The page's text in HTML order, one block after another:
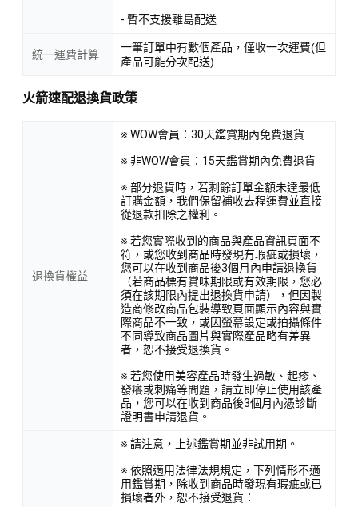
- 暫不支援離島配送
統一運費計算
一筆訂單中有數個產品，僅收一次運費(但
產品可能分次配送)
火箭速配退換貨政策
退換貨權益
※ WOW會員：30天鑑賞期內免費退貨
※ 非WOW會員：15天鑑賞期內免費退貨
※ 部分退貨時，若剩餘訂單金額未達最低
訂購金額，我們保留補收去程運費並直接
從退款扣除之權利。
※ 若您實際收到的商品與產品資訊頁面不
符，或您收到商品時發現有瑕疵或損壞，
您可以在收到商品後3個月內申請退換貨
（若商品標有賞味期限或有效期限，您必
須在該期限內提出退換貨申請），但因製
造商修改商品包裝導致頁面顯示內容與實
際商品不一致，或因螢幕設定或拍攝條件
不同導致商品圖片與實際產品略有差異
者，恕不接受退換貨。
※ 若您使用美容產品時發生過敏、起疹、
發癢或刺痛等問題，請立即停止使用該產
品，您可以在收到商品後3個月內憑診斷
證明書申請退貨。
※ 請注意，上述鑑賞期並非試用期。
※ 依照適用法律法規規定，下列情形不適
用鑑賞期，除收到商品時發現有瑕疵或已
損壞者外，恕不接受退貨：